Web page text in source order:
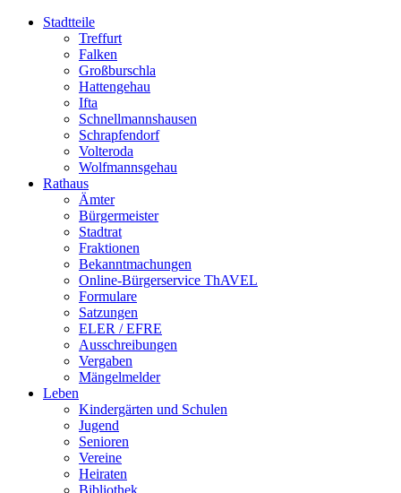
Stadtteile
Treffurt
Falken
Großburschla
Hattengehau
Ifta
Schnellmannshausen
Schrapfendorf
Volteroda
Wolfmannsgehau
Rathaus
Ämter
Bürgermeister
Stadtrat
Fraktionen
Bekanntmachungen
Online-Bürgerservice ThAVEL
Formulare
Satzungen
ELER / EFRE
Ausschreibungen
Vergaben
Mängelmelder
Leben
Kindergärten und Schulen
Jugend
Senioren
Vereine
Heiraten
Bibliothek